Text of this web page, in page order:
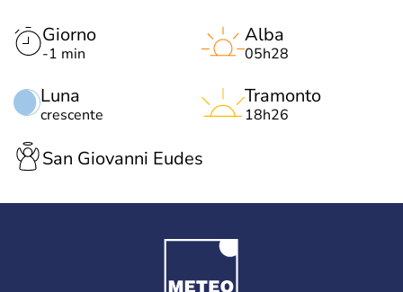
Giorno
-1 min
Luna
crescente
Alba
05h28
Tramonto
18h26
San Giovanni Eudes